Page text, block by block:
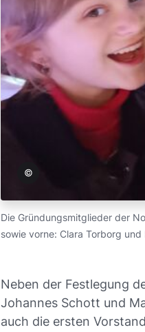
Die Gründungsmitglieder der
sowie vorne: Clara Torborg und
Neben der Festlegung
Johannes Schott und
auch die ersten